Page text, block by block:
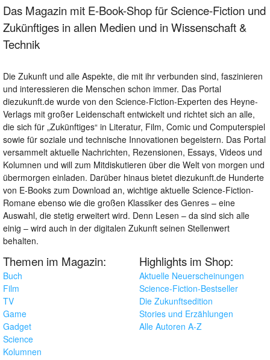
Das Magazin mit E-Book-Shop für Science-Fiction und
Zukünftiges in allen Medien und in Wissenschaft &
Technik
Die Zukunft und alle Aspekte, die mit ihr verbunden sind, faszinieren
und interessieren die Menschen schon immer. Das Portal
diezukunft.de wurde von den Science-Fiction-Experten des Heyne-
Verlags mit großer Leidenschaft entwickelt und richtet sich an alle,
die sich für „Zukünftiges“ in Literatur, Film, Comic und Computerspiel
sowie für soziale und technische Innovationen begeistern. Das Portal
versammelt aktuelle Nachrichten, Rezensionen, Essays, Videos und
Kolumnen und will zum Mitdiskutieren über die Welt von morgen und
übermorgen einladen. Darüber hinaus bietet diezukunft.de Hunderte
von E-Books zum Download an, wichtige aktuelle Science-Fiction-
Romane ebenso wie die großen Klassiker des Genres – eine
Auswahl, die stetig erweitert wird. Denn Lesen – da sind sich alle
einig – wird auch in der digitalen Zukunft seinen Stellenwert
behalten.
Themen im Magazin:
Buch
Film
TV
Game
Gadget
Science
Kolumnen
Highlights im Shop:
Aktuelle Neuerscheinungen
Science-Fiction-Bestseller
Die Zukunftsedition
Stories und Erzählungen
Alle Autoren A-Z